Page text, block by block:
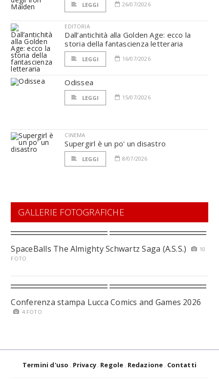
LEGGI 26/07/2026
EDITORIA
Dall’antichità alla Golden Age: ecco la
storia della fantascienza letteraria
LEGGI 16/07/2026
Odissea
LEGGI 15/07/2026
CINEMA
Supergirl è un po' un disastro
LEGGI 8/07/2026
GALLERIE FOTOGRAFICHE
SpaceBalls The Almighty Schwartz Saga (A.S.S.)
10
FOTO
Conferenza stampa Lucca Comics and Games 2026
4 FOTO
Termini d'uso Privacy Regole Redazione Contatti